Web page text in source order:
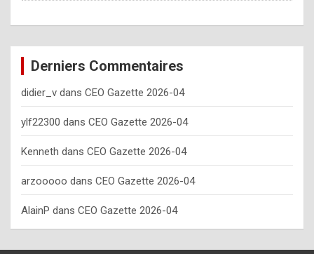
e
y
o
u
s
h
o
Derniers Commentaires
didier_v dans CEO Gazette 2026-04
ylf22300 dans CEO Gazette 2026-04
Kenneth dans CEO Gazette 2026-04
arzooooo dans CEO Gazette 2026-04
AlainP dans CEO Gazette 2026-04